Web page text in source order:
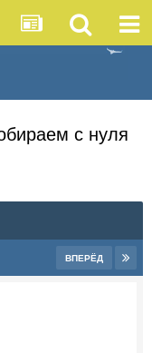
с нуля
ВПЕРЁД